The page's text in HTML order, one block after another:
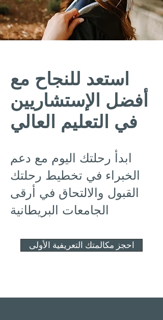
استعد للنجاح مع
أفضل الإستشاريين
في التعليم العالي
ابدأ رحلتك اليوم مع دعم
الخبراء في تخطيط رحلتك
القبول والالتحاق في أرقى
الجامعات البريطانية
احجز مكالمتك التعريفية الأولى